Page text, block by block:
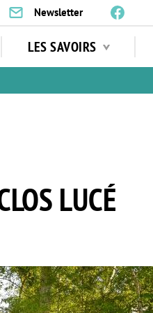
Newsletter
LES SAVOIRS
LUCÉ